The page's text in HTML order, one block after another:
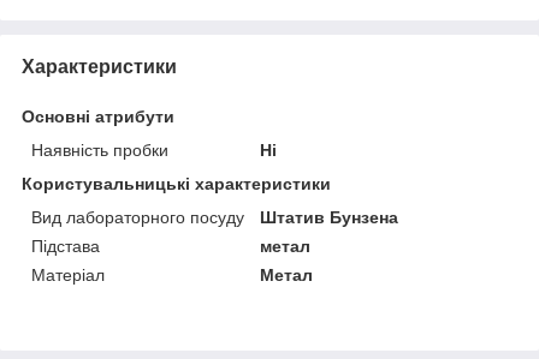
Характеристики
Основні атрибути
Наявність пробки
Ні
Користувальницькі характеристики
Вид лабораторного посуду
Штатив Бунзена
Підстава
метал
Матеріал
Метал